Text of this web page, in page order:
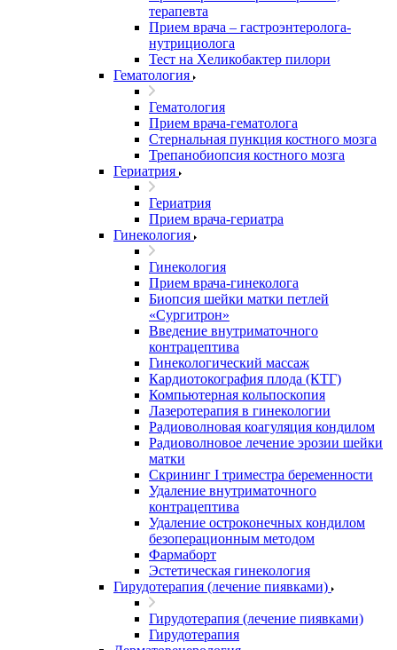
терапевта
Прием врача – гастроэнтеролога-
нутрициолога
Тест на Хеликобактер пилори
Гематология
Гематология
Прием врача-гематолога
Стернальная пункция костного мозга
Трепанобиопсия костного мозга
Гериатрия
Гериатрия
Прием врача-гериатра
Гинекология
Гинекология
Прием врача-гинеколога
Биопсия шейки матки петлей
«Сургитрон»
Введение внутриматочного
контрацептива
Гинекологический массаж
Кардиотокография плода (КТГ)
Компьютерная кольпоскопия
Лазеротерапия в гинекологии
Радиоволновая коагуляция кондилом
Радиоволновое лечение эрозии шейки
матки
Скрининг I триместра беременности
Удаление внутриматочного
контрацептива
Удаление остроконечных кондилом
безоперационным методом
Фармаборт
Эстетическая гинекология
Гирудотерапия (лечение пиявками)
Гирудотерапия (лечение пиявками)
Гирудотерапия